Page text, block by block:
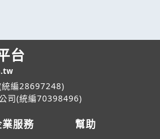
台
統編28697248)
司(統編70398496)
服務 幫助